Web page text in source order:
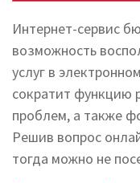
Интернет-сервис
возможность
услуг в
сократит функцию
проблем, а также
Решив вопрос
тогда можно не